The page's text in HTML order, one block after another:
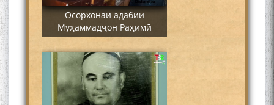
Осорхонаи адабии
Муҳаммадҷон Раҳимӣ